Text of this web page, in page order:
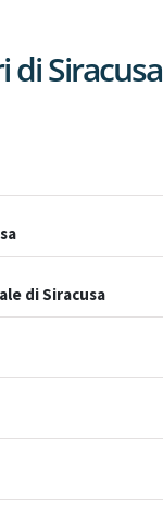
di Siracusa
di Siracusa